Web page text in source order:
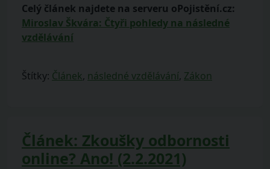
Celý článek najdete na serveru oPojistění.cz:
Miroslav Škvára: Čtyři pohledy na následné
vzdělávání
Štítky: Článek, následné vzdělávání, Zákon
Článek: Zkoušky odbornosti
online? Ano! (2.2.2021)